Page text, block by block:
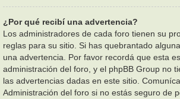
¿Por qué recibí una advertencia?
Los administradores de cada foro tienen su
reglas para su sitio. Si has quebrantado
una advertencia. Por favor recordá que esta
administración del foro, y el phpBB Group no
las advertencias dadas en este sitio.
Administración del foro si no estás seguro de